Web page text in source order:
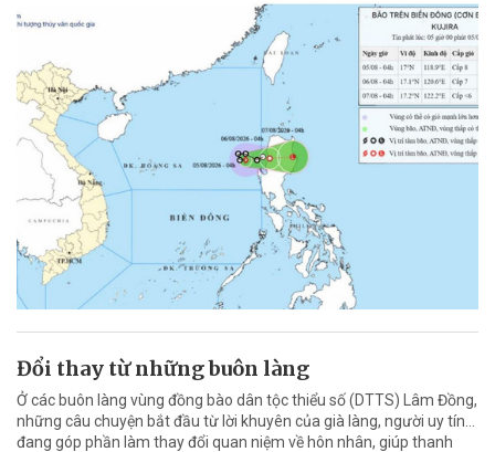
Đổi thay từ những buôn làng
Ở các buôn làng vùng đồng bào dân tộc thiểu số (DTTS) Lâm Đồng,
những câu chuyện bắt đầu từ lời khuyên của già làng, người uy tín…
đang góp phần làm thay đổi quan niệm về hôn nhân, giúp thanh